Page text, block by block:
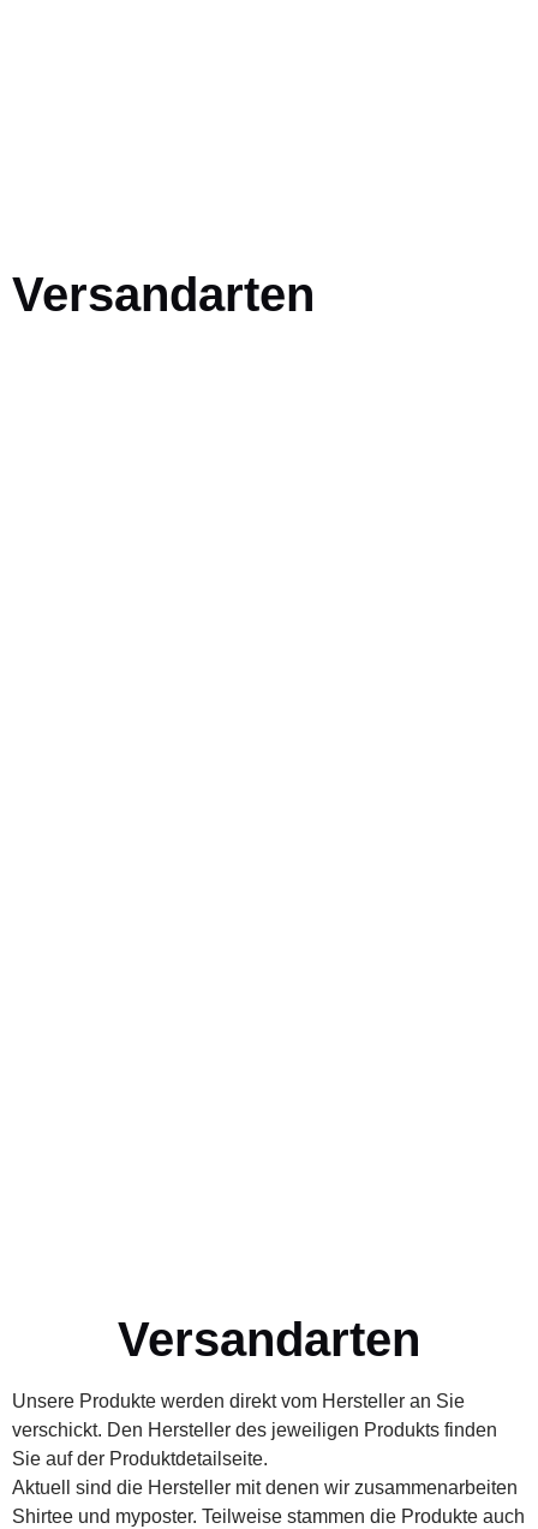
Versandarten
Versandarten
Unsere Produkte werden direkt vom Hersteller an Sie
verschickt. Den Hersteller des jeweiligen Produkts finden
Sie auf der Produktdetailseite.
Aktuell sind die Hersteller mit denen wir zusammenarbeiten
Shirtee und myposter. Teilweise stammen die Produkte auch